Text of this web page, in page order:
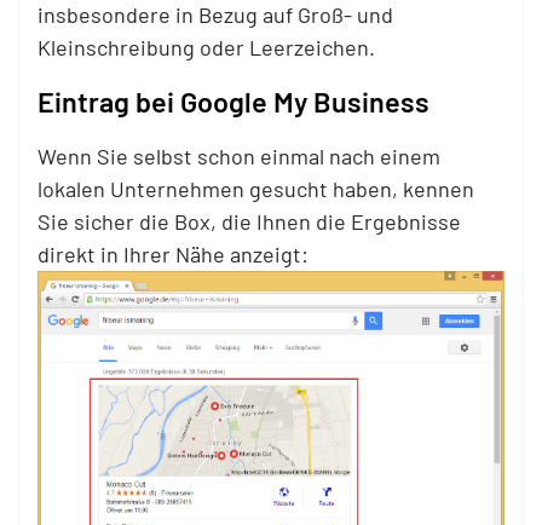
insbesondere in Bezug auf Groß- und
Kleinschreibung oder Leerzeichen.
Eintrag bei Google My Business
Wenn Sie selbst schon einmal nach einem
lokalen Unternehmen gesucht haben, kennen
Sie sicher die Box, die Ihnen die Ergebnisse
direkt in Ihrer Nähe anzeigt: